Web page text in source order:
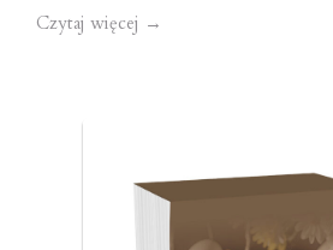
Czytaj więcej →